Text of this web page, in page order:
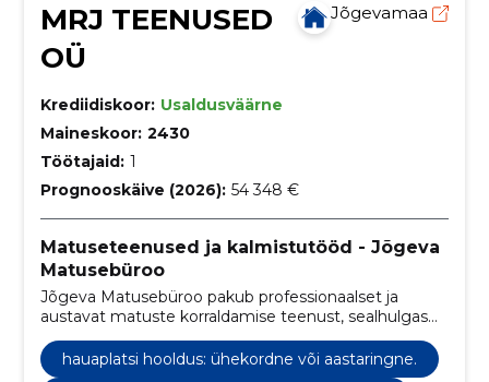
MRJ TEENUSED
OÜ
Jõgevamaa
Krediidiskoor: Usaldusväärne
Maineskoor: 2430
Töötajaid: 1
Prognooskäive (2026): 54 348 €
Matuseteenused ja kalmistutööd - Jõgeva
Matusebüroo
Jõgeva Matusebüroo pakub professionaalset ja
austavat matuste korraldamise teenust, sealhulgas
hauaplatsi hooldus: ühekordne või aastaringne.